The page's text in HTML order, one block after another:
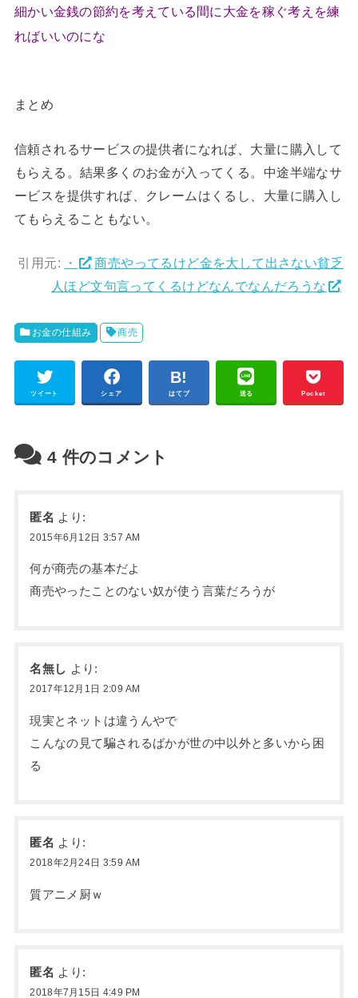
細かい金銭の節約を考えている間に大金を稼ぐ考えを練
ればいいのにな
まとめ
信頼されるサービスの提供者になれば、大量に購入して
もらえる。結果多くのお金が入ってくる。中途半端なサ
ービスを提供すれば、クレームはくるし、大量に購入し
てもらえることもない。
引用元: ・
商売やってるけど金を大して出さない貧乏
人ほど文句言ってくるけどなんでなんだろうな
お金の仕組み 商売
ツイート シェア はてブ 送る Pocket
4 件のコメント
匿名 より:
2015年6月12日 3:57 AM
何が商売の基本だよ
商売やったことのない奴が使う言葉だろうが
名無し より:
2017年12月1日 2:09 AM
現実とネットは違うんやで
こんなの見て騙されるばかが世の中以外と多いから困
る
匿名 より:
2018年2月24日 3:59 AM
質アニメ厨ｗ
匿名 より:
2018年7月15日 4:49 PM